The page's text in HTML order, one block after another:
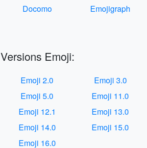
Docomo
Emojigraph
Versions Emoji:
Emoji 2.0
Emoji 3.0
Emoji 5.0
Emoji 11.0
Emoji 12.1
Emoji 13.0
Emoji 14.0
Emoji 15.0
Emoji 16.0